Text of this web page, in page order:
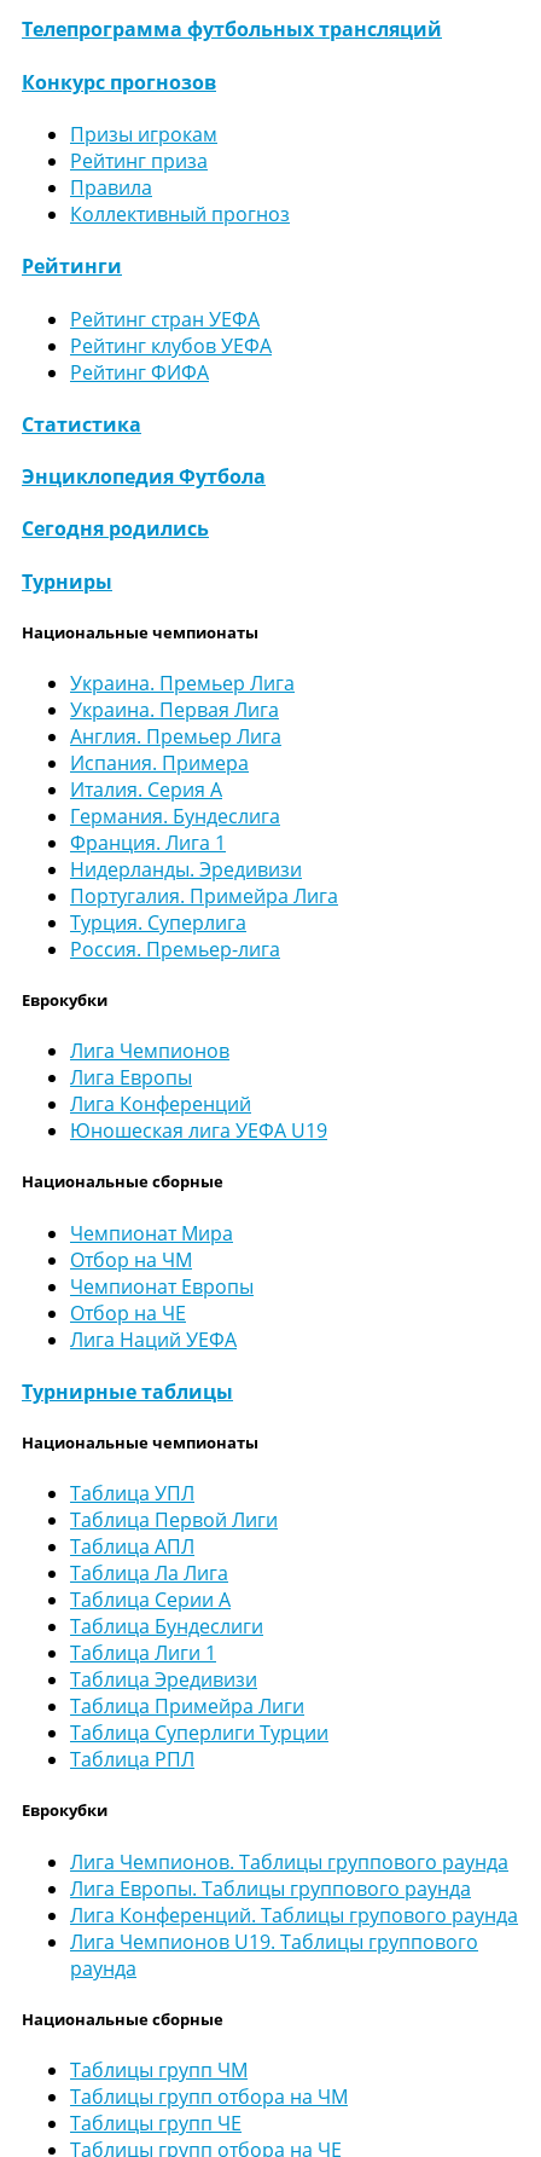
Телепрограмма футбольных трансляций
Конкурс прогнозов
Призы игрокам
Рейтинг приза
Правила
Коллективный прогноз
Рейтинги
Рейтинг стран УЕФА
Рейтинг клубов УЕФА
Рейтинг ФИФА
Статистика
Энциклопедия Футбола
Сегодня родились
Турниры
Национальные чемпионаты
Украина. Премьер Лига
Украина. Первая Лига
Англия. Премьер Лига
Испания. Примера
Италия. Серия А
Германия. Бундеслига
Франция. Лига 1
Нидерланды. Эредивизи
Португалия. Примейра Лига
Турция. Суперлига
Россия. Премьер-лига
Еврокубки
Лига Чемпионов
Лига Европы
Лига Конференций
Юношеская лига УЕФА U19
Национальные сборные
Чемпионат Мира
Отбор на ЧМ
Чемпионат Европы
Отбор на ЧЕ
Лига Наций УЕФА
Турнирные таблицы
Национальные чемпионаты
Таблица УПЛ
Таблица Первой Лиги
Таблица АПЛ
Таблица Ла Лига
Таблица Серии А
Таблица Бундеслиги
Таблица Лиги 1
Таблица Эредивизи
Таблица Примейра Лиги
Таблица Суперлиги Турции
Таблица РПЛ
Еврокубки
Лига Чемпионов. Таблицы группового раунда
Лига Европы. Таблицы группового раунда
Лига Конференций. Таблицы групового раунда
Лига Чемпионов U19. Таблицы группового
раунда
Национальные сборные
Таблицы групп ЧМ
Таблицы групп отбора на ЧМ
Таблицы групп ЧЕ
Таблицы групп отбора на ЧЕ